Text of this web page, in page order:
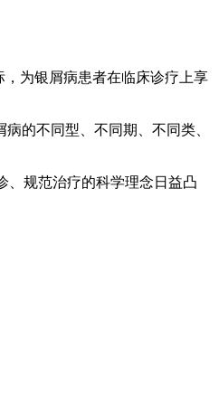
为银屑病患者在临床诊疗上享
的不同型、不同期、不同类、
、规范治疗的科学理念日益凸